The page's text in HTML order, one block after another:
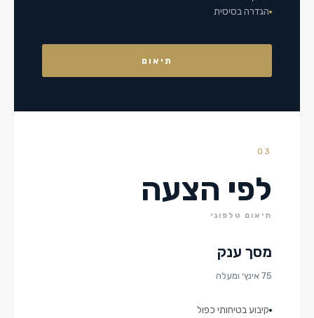
הגדרה בסיסית
תיאום
03
לפי הצעה
תיאום טלפוני
מסך ענק
75 אינץ׳ ומעלה
קיבוע בטיחותי כפול